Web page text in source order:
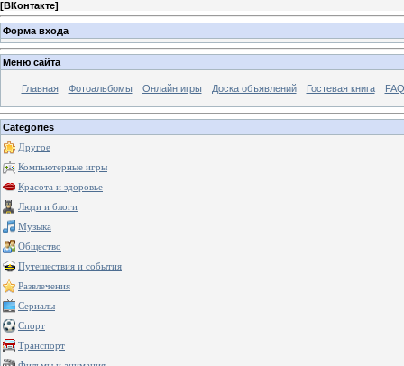
[ВКонтакте]
Форма входа
Меню сайта
Главная Фотоальбомы Онлайн игры Доска объявлений Гостевая книга
Categories
Другое
Компьютерные игры
Красота и здоровье
Люди и блоги
Музыка
Общество
Путешествия и события
Развлечения
Сериалы
Спорт
Транспорт